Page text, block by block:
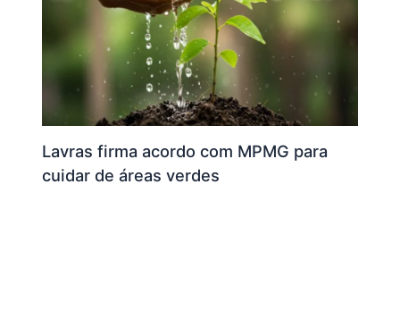
Lavras firma acordo com MPMG para
cuidar de áreas verdes